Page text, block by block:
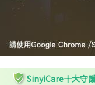
SinyiCare十大守